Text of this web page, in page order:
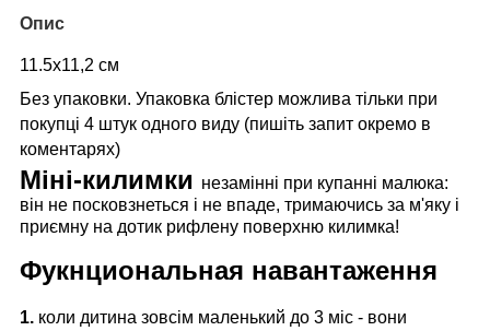
Опис
11.5x11,2 см
Без упаковки. Упаковка блістер можлива тільки при
покупці 4 штук одного виду (пишіть запит окремо в
коментарях)
Міні-килимки незамінні при купанні малюка:
він не посковзнеться і не впаде, тримаючись за м'яку і
приємну на дотик рифлену поверхню килимка!
Фукнциональная навантаження
1. коли дитина зовсім маленький до 3 міс - вони